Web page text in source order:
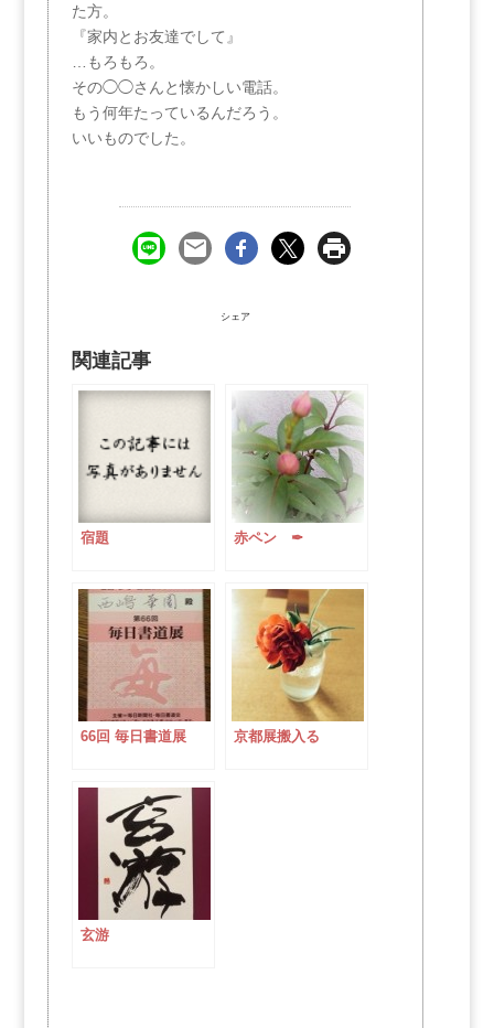
た方。
『家内とお友達でして』
…もろもろ。
その◯◯さんと懐かしい電話。
もう何年たっているんだろう。
いいものでした。
シェア
関連記事
宿題 赤ペン ✒
66回 毎日書道展 京都展搬入る
玄游